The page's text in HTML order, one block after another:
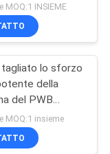
di
del PWB di
MOQ:1 INSIEME
tagliato lo sforzo
della
del PWB
con la lama
MOQ:1 insieme